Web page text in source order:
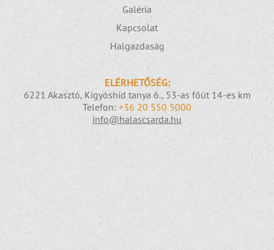
Galéria
Kapcsolat
Halgazdaság
ELÉRHETŐSÉG:
6221 Akasztó, Kígyóshíd tanya 6., 53-as főút 14-es km
Telefon: +36 20 550 5000
info@halascsarda.hu